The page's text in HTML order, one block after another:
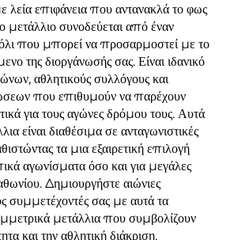
λεία επιφάνεια που αντανακλά το φως
συνοδεύεται από έναν
που μπορεί να προσαρμοστεί με το
της διοργάνωσής σας. Είναι ιδανικό
αθλητικούς συλλόγους και
που επιθυμούν να παρέχουν
για τους αγώνες δρόμου τους. Αυτά
είναι διαθέσιμα σε ανταγωνιστικές
τα μια εξαιρετική επιλογή
αγωνίσματα όσο και για μεγάλες
Δημιουργήστε αιώνιες
συμμετέχοντές σας με αυτά τα
μετάλλια που συμβολίζουν
και την αθλητική διάκριση.